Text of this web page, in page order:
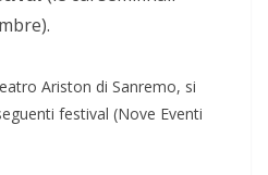
Ariston di Sanremo, si
festival (Nove Eventi